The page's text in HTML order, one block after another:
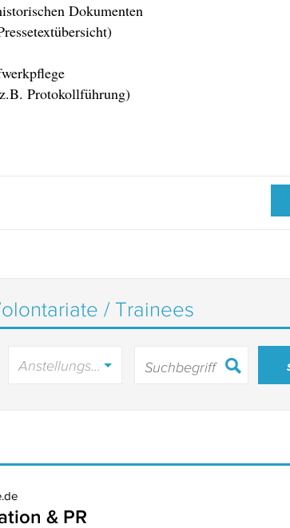
Dokumenten
Protokollführung)
/ Trainees
Anstellungsart
& PR